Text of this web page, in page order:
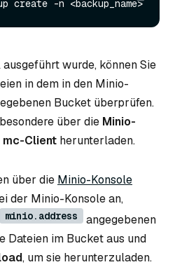
wurde, können Sie
in dem in den Minio-
Bucket überprüfen.
über die Minio-
mc-Client herunterladen.
über die Minio-Konsole
der Minio-Konsole an,
minio.address
angegebenen
Dateien im Bucket aus und
, um sie herunterzuladen.